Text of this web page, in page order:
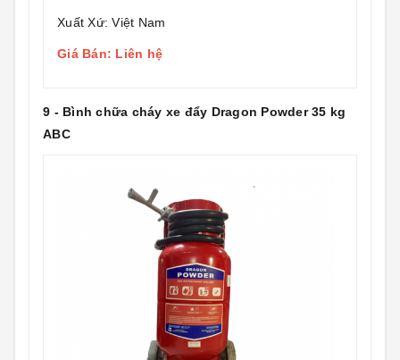
Xuất Xứ: Việt Nam
Giá Bán: Liên hệ
9 - Bình chữa cháy xe đẩy Dragon Powder 35 kg
ABC